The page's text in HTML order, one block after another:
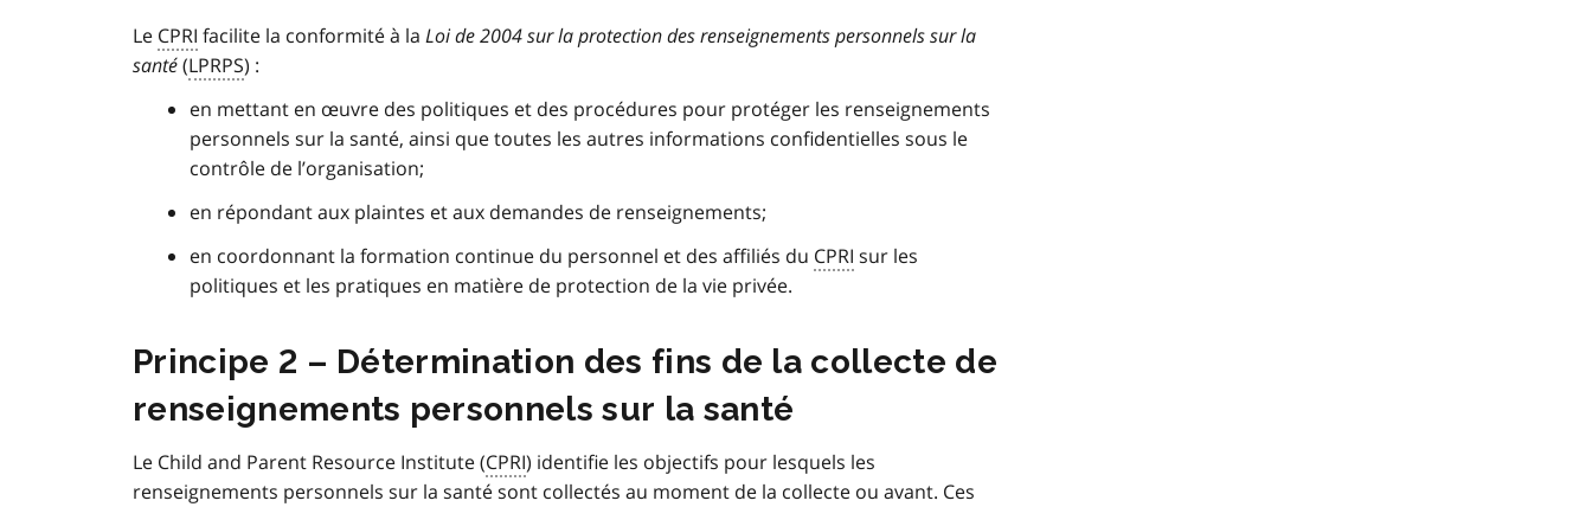
Le CPRI facilite la conformité à la Loi de 2004 sur la protection des renseignements personnels sur la
santé(LPRPS) :
en mettant en œuvre des politiques et des procédures pour protéger les renseignements
personnels sur la santé, ainsi que toutes les autres informations confidentielles sous le
contrôle de l’organisation;
en répondant aux plaintes et aux demandes de renseignements;
en coordonnant la formation continue du personnel et des affiliés du CPRI sur les
politiques et les pratiques en matière de protection de la vie privée.
Principe 2 – Détermination des fins de la collecte de
renseignements personnels sur la santé
Le Child and Parent Resource Institute (CPRI) identifie les objectifs pour lesquels les
renseignements personnels sur la santé sont collectés au moment de la collecte ou avant. Ces